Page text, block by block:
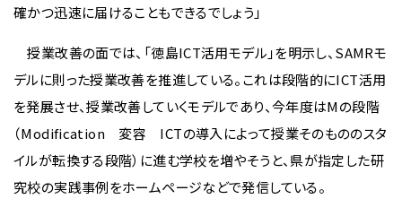
確かつ迅速に届けることもできるでしょう」
授業改善の面では、「徳島ICT活用モデル」を明示し、SAMRモ
デルに則った授業改善を推進している。これは段階的にICT活用
を発展させ、授業改善していくモデルであり、今年度はMの段階
（Modification 変容 ICTの導入によって授業そのもののスタ
イルが転換する段階）に進む学校を増やそうと、県が指定した研
究校の実践事例をホームページなどで発信している。